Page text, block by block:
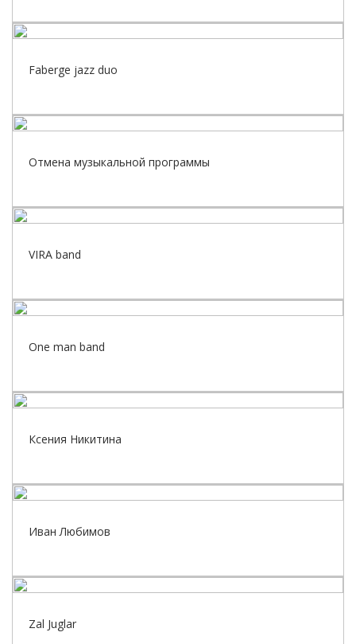
Faberge jazz duo
Отмена музыкальной программы
VIRA band
One man band
Ксения Никитина
Иван Любимов
Zal Juglar